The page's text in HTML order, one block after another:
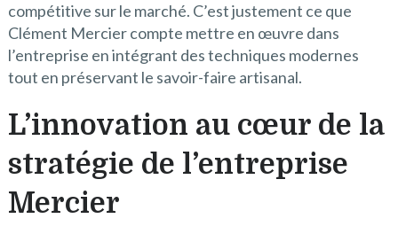
compétitive sur le marché. C’est justement ce que
Clément Mercier compte mettre en œuvre dans
l’entreprise en intégrant des techniques modernes
tout en préservant le savoir-faire artisanal.
L’innovation au cœur de la
stratégie de l’entreprise
Mercier